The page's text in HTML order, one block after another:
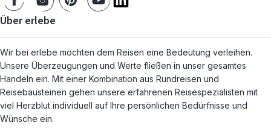
Über erlebe
Wir bei erlebe möchten dem Reisen eine Bedeutung verleihen.
Unsere Überzeugungen und Werte fließen in unser gesamtes
Handeln ein. Mit einer Kombination aus Rundreisen und
Reisebausteinen gehen unsere erfahrenen Reisespezialisten mit
viel Herzblut individuell auf Ihre persönlichen Bedürfnisse und
Wünsche ein.